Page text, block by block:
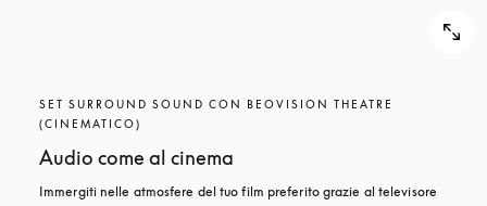
SET SURROUND SOUND CON BEOVISION THEATRE
(CINEMATICO)
Audio come al cinema
Immergiti nelle atmosfere del tuo film preferito grazie al televisore